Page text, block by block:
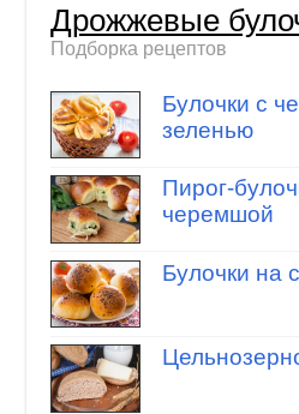
Дрожжевые
Подборка рецептов
Булочки с
зеленью
Пирог-
черемшой
Булочки на